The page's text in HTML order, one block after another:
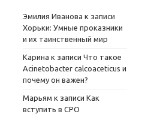
Эмилия Иванова к записи
Хорьки: Умные проказники
и их таинственный мир
Карина к записи Что такое
Acinetobacter calcoaceticus и
почему он важен?
Марьям к записи Как
вступить в СРО